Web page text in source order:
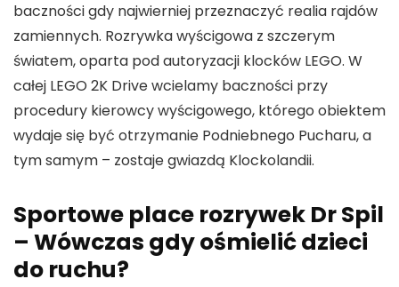
baczności gdy najwierniej przeznaczyć realia rajdów
zamiennych. Rozrywka wyścigowa z szczerym
światem, oparta pod autoryzacji klocków LEGO. W
całej LEGO 2K Drive wcielamy baczności przy
procedury kierowcy wyścigowego, którego obiektem
wydaje się być otrzymanie Podniebnego Pucharu, a
tym samym – zostaje gwiazdą Klockolandii.
Sportowe place rozrywek Dr Spil
– Wówczas gdy ośmielić dzieci
do ruchu?